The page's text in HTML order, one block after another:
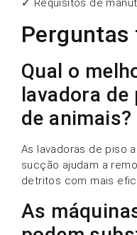
✓ Requisitos de
Qual o
lavadora
de animais?
As lavadoras de piso
sucção ajudam a
detritos com mais
As